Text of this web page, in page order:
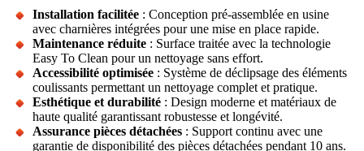
Installation facilitée : Conception pré-assemblée en usine
avec charnières intégrées pour une mise en place rapide.
Maintenance réduite : Surface traitée avec la technologie
Easy To Clean pour un nettoyage sans effort.
Accessibilité optimisée : Système de déclipsage des éléments
coulissants permettant un nettoyage complet et pratique.
Esthétique et durabilité : Design moderne et matériaux de
haute qualité garantissant robustesse et longévité.
Assurance pièces détachées : Support continu avec une
garantie de disponibilité des pièces détachées pendant 10 ans.